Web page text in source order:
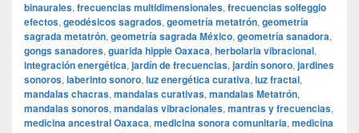
binaurales, frecuencias multidimensionales, frecuencias solfeggio
efectos, geodésicos sagrados, geometría metatrón, geometría
sagrada metatrón, geometría sagrada México, geometría sanadora,
gongs sanadores, guarida hippie Oaxaca, herbolaria vibracional,
integración energética, jardín de frecuencias, jardín sonoro, jardines
sonoros, laberinto sonoro, luz energética curativa, luz fractal,
mandalas chacras, mandalas curativas, mandalas Metatrón,
mandalas sonoros, mandalas vibracionales, mantras y frecuencias,
medicina ancestral Oaxaca, medicina sonora comunitaria, medicina